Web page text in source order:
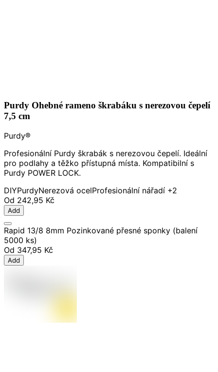
Purdy Ohebné rameno škrabáku s nerezovou čepelí
7,5 cm
Purdy®
Profesionální Purdy škrabák s nerezovou čepelí. Ideální
pro podlahy a těžko přístupná místa. Kompatibilní s
Purdy POWER LOCK.
DIYPurdyNerezová ocelProfesionální nářadí +2
Od 242,95 Kč
Add
Rapid 13/8 8mm Pozinkované přesné sponky (balení
5000 ks)
Od 347,95 Kč
Add